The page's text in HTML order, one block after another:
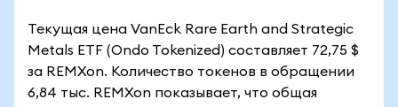
Текущая цена VanEck Rare Earth and Strategic
Metals ETF (Ondo Tokenized) составляет 72,75 $
за REMXon. Количество токенов в обращении
6,84 тыс. REMXon показывает, что общая